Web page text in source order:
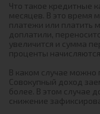
Что такое кредитные
месяцев. В это время
платежи или платить
доплатили,
увеличится и сумма
проценты начисляются.
В каком случае можно
Совокупный доход
более. В этом случае
снижение